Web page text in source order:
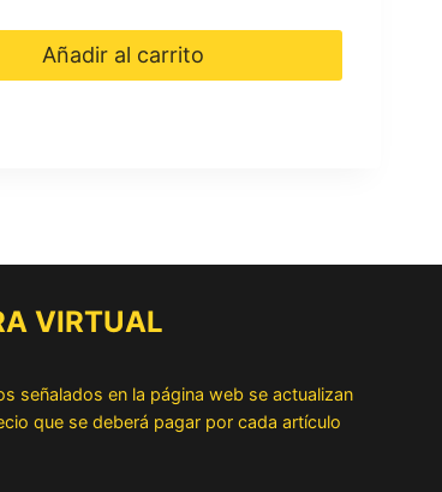
era:
$ 286.000.
es:
$ 257.000.
Añadir al carrito
VIRTUAL
señalados en la página web se actualizan
que se deberá pagar por cada artículo